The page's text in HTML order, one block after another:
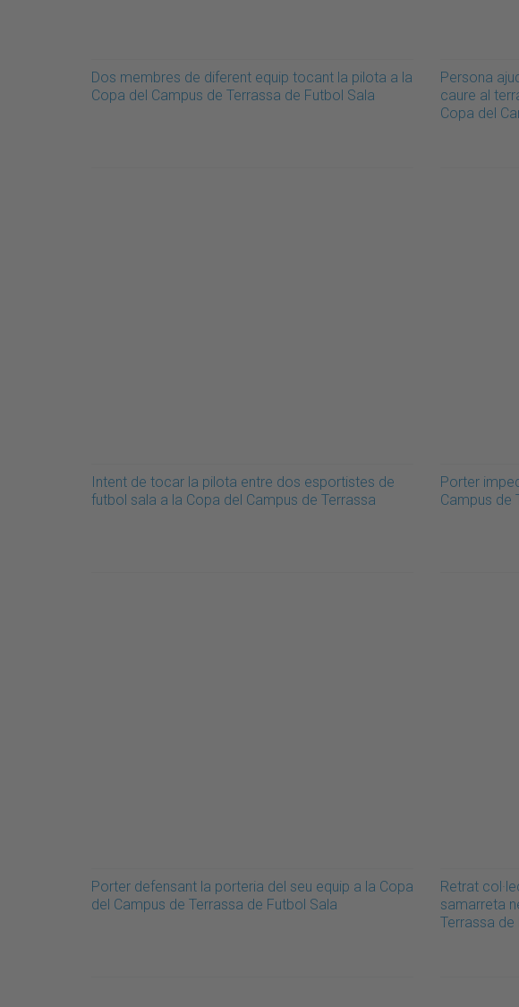
Dos membres de diferent equip tocant la pilota a la
Copa del Campus de Terrassa de Futbol Sala
Persona
caure al
Copa del
Intent de tocar la pilota entre dos esportistes de
futbol sala a la Copa del Campus de Terrassa
Porter
Campus de
Porter defensant la porteria del seu equip a la Copa
del Campus de Terrassa de Futbol Sala
Retrat
samarreta
Terrassa de